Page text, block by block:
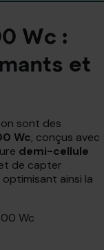
Wc :
et
sont des
Wc, conçus avec
demi-cellule
de capter
optimisant ainsi la
Wc